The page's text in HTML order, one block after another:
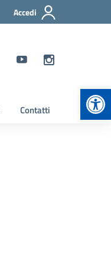
Accedi
Contatti